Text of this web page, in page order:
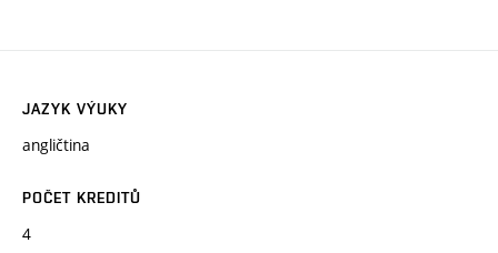
JAZYK VÝUKY
angličtina
POČET KREDITŮ
4